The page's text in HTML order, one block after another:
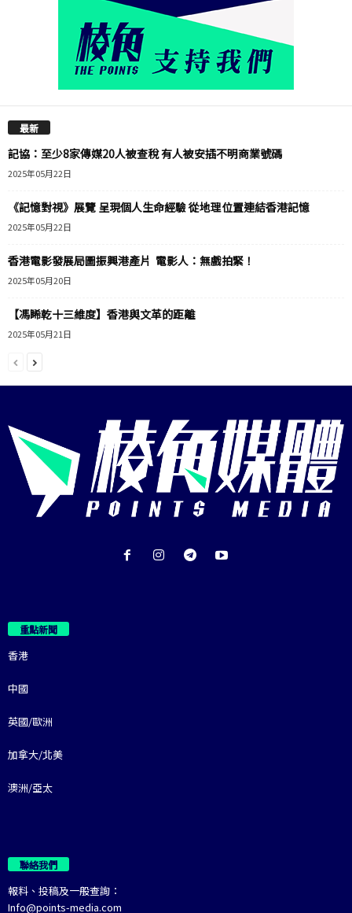
最新
記協：至少8家傳媒20人被查稅 有人被安插不明商業號碼
2025年05月22日
《記憶對視》展覽 呈現個人生命經驗 從地理位置連結香港記憶
2025年05月22日
香港電影發展局圖振興港產片 電影人：無戲拍緊！
2025年05月20日
【馮睎乾十三維度】香港與文革的距離
2025年05月21日
重點新聞
香港
中國
英國/歐洲
加拿大/北美
澳洲/亞太
聯絡我們
報料、投稿及一般查詢：
Info@points-media.com